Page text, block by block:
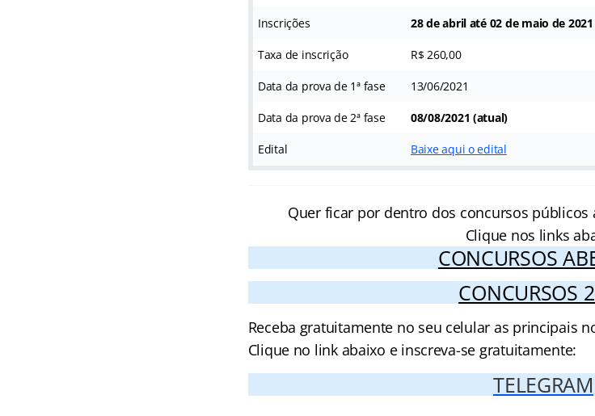
Inscrições 28 de abril até 02 de maio de 2021
Taxa de inscrição R$ 260,00
Data da prova de 1ª fase 13/06/2021
Data da prova de 2ª fase 08/08/2021 (atual)
Edital Baixe aqui o edital
Quer ficar por dentro dos concursos públicos
Clique nos links
CONCURSOS
CONCURSOS
Receba gratuitamente no seu celular as principais
Clique no link abaixo e inscreva-se gratuitamente:
TELEGRAM